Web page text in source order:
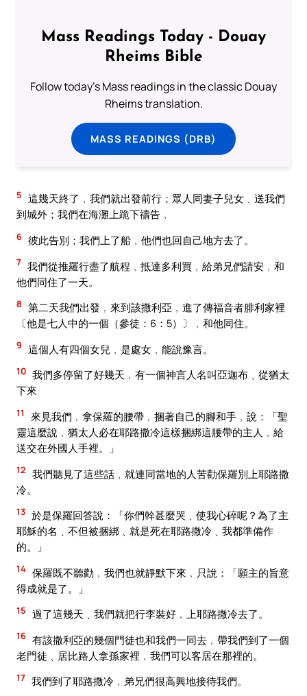
Mass Readings Today - Douay
Rheims Bible
Follow today's Mass readings in the classic Douay
Rheims translation.
MASS READINGS (DRB)
5 這幾天終了﹐我們就出發前行；眾人同妻子兒女﹑送我們
到城外；我們在海灘上跪下禱告﹐
6 彼此告別；我們上了船﹐他們也回自己地方去了。
7 我們從推羅行盡了航程﹐抵達多利買﹐給弟兄們請安﹐和
他們同住了一天。
8 第二天我們出發﹐來到該撒利亞﹐進了傳福音者腓利家裡
〔他是七人中的一個（參徒：6：5）〕﹐和他同住。
9 這個人有四個女兒﹐是處女﹐能說豫言。
10 我們多停留了好幾天﹐有一個神言人名叫亞迦布﹑從猶太
下來
11
來見我們﹐拿保羅的腰帶﹐捆著自己的腳和手﹐說：「聖
靈這麼說﹐猶太人必在耶路撒冷這樣捆綁這腰帶的主人﹐給
送交在外國人手裡。」
12 我們聽見了這些話﹐就連同當地的人苦勸保羅別上耶路撒
冷。
13 於是保羅回答說：「你們幹甚麼哭﹑使我心碎呢？為了主
耶穌的名﹑不但被捆綁﹑就是死在耶路撒冷﹑我都準備作
的。」
14 保羅既不聽勸﹐我們也就靜默下來﹐只說：「願主的旨意
得成就是了。」
15 過了這幾天﹑我們就把行李裝好﹐上耶路撒冷去了。
16 有該撒利亞的幾個門徒也和我們一同去﹐帶我們到了一個
老門徒﹑居比路人拿孫家裡﹐我們可以客居在那裡的。
17 我們到了耶路撒冷﹐弟兄們很高興地接待我們。